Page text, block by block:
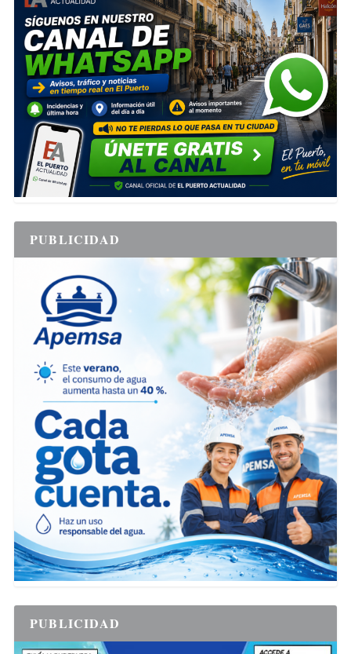
PUBLICIDAD
PUBLICIDAD